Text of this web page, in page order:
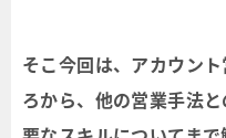
そこ今回は、アカウン
ろから、他の営業手法